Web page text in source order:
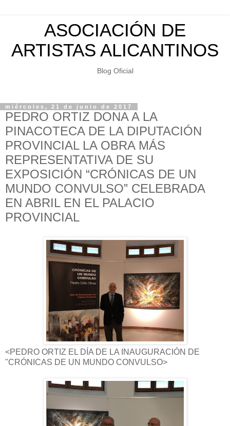
ASOCIACIÓN DE
ARTISTAS ALICANTINOS
Blog Oficial
miércoles, 21 de junio de 2017
PEDRO ORTIZ DONA A LA
PINACOTECA DE LA DIPUTACIÓN
PROVINCIAL LA OBRA MÁS
REPRESENTATIVA DE SU
EXPOSICIÓN “CRÓNICAS DE UN
MUNDO CONVULSO” CELEBRADA
EN ABRIL EN EL PALACIO
PROVINCIAL
<PEDRO ORTIZ EL DÍA DE LA INAUGURACIÓN DE
"CRÓNICAS DE UN MUNDO CONVULSO>